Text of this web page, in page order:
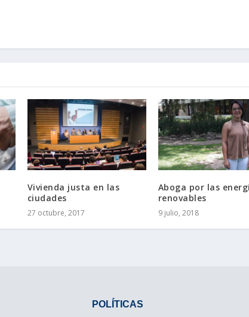
Vivienda justa en las
ciudades
27 octubre, 2017
Aboga por las
renovables
9 julio, 2018
POLÍTICAS